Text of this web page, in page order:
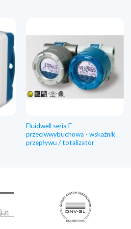
Fluidwell seria E -
przeciwwybuchowa - wskaźnik
przepływu / totalizator